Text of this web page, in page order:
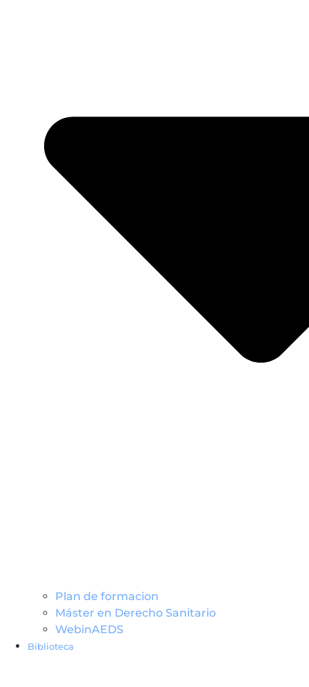
Plan de formacion
Máster en Derecho Sanitario
WebinAEDS
Biblioteca